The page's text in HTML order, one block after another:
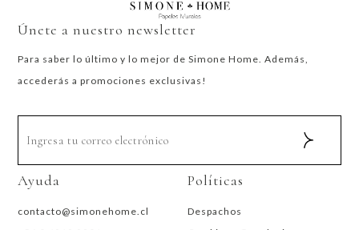
Únete a nuestro newsletter
Para saber lo último y lo mejor de Simone Home. Además,
accederás a promociones exclusivas!
Ayuda
contacto@simonehome.cl
Políticas
Despachos